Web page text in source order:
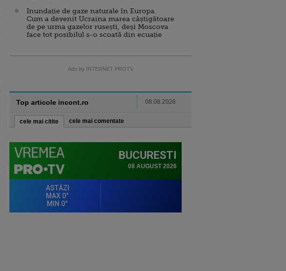
Inundație de gaze naturale în Europa.
Cum a devenit Ucraina marea câștigătoare
de pe urma gazelor rusești, deși Moscova
face tot posibilul s-o scoată din ecuație
Ads by INTERNET PROTV
Top articole incont.ro 08.08.2026
cele mai citite cele mai comentate